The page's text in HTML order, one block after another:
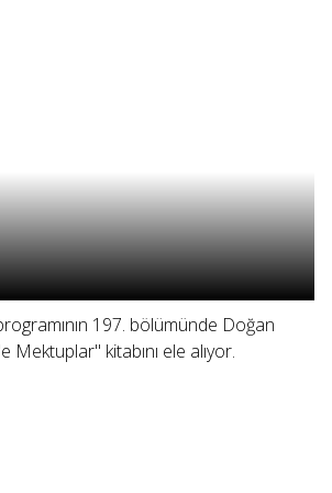
197. bölümünde Doğan
Mektuplar" kitabını ele alıyor.